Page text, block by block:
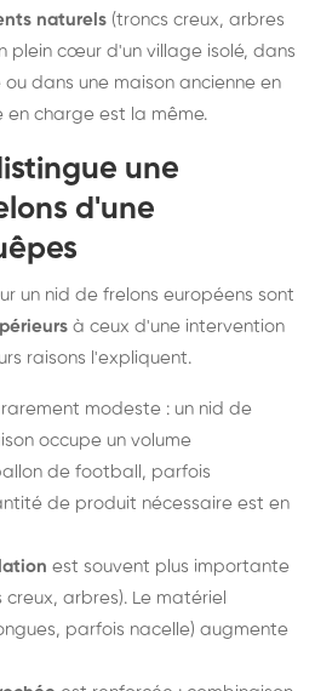
naturels (troncs creux, arbres
plein cœur d'un village isolé, dans
dans une maison ancienne en
charge est la même.
une
d'une
un nid de frelons européens sont
à ceux d'une intervention
raisons l'expliquent.
modeste : un nid de
occupe un volume
de football, parfois
de produit nécessaire est en
est souvent plus importante
arbres). Le matériel
parfois nacelle) augmente